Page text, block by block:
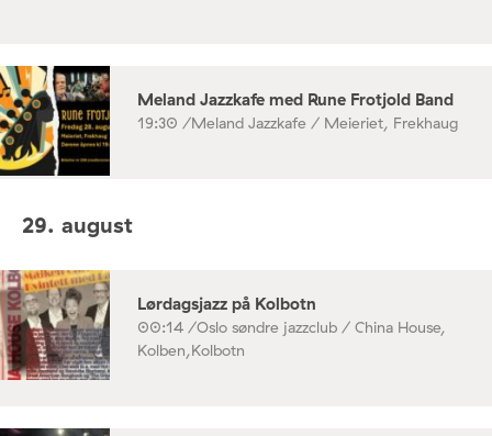
Meland Jazzkafe med Rune Frotjold Band
19:30 /Meland Jazzkafe / Meieriet, Frekhaug
29. august
Lørdagsjazz på Kolbotn
00:14 /Oslo søndre jazzclub / China House,
Kolben,Kolbotn